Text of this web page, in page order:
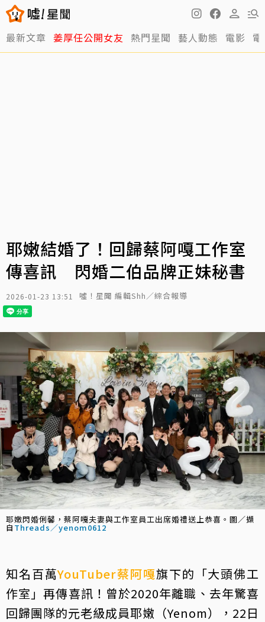
最新文章 姜厚任公開女友 熱門星聞 藝人動態 電影
耶嫩結婚了！回歸蔡阿嘎工作室
傳喜訊 閃婚二伯品牌正妹秘書
2026-01-23 13:51 噓！星聞 編輯Shh／綜合報導
耶嫩閃婚俐馨，蔡阿嘎夫妻與工作室員工出席婚禮送上恭喜。圖／擷
自 Threads／yenom0612
知名百萬YouTuber蔡阿嘎旗下的「大頭佛工
作室」再傳喜訊！曾於2020年離職、去年驚喜
回歸團隊的元老級成員耶嫩（Yenom），22日